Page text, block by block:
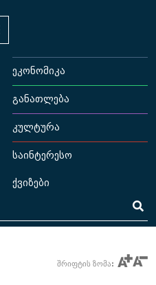
ეკონომიკა
განათლება
კულტურა
საინტერესო
ქვიზები
შრიფტის ზომა: